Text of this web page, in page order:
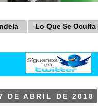
Lo Que Se Oculta
DE ABRIL DE 2018